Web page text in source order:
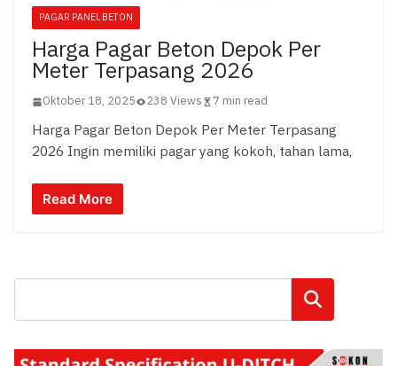
PAGAR PANEL BETON
Harga Pagar Beton Depok Per
Meter Terpasang 2026
Oktober 18, 2025 238 Views 7 min read
Harga Pagar Beton Depok Per Meter Terpasang
2026 Ingin memiliki pagar yang kokoh, tahan lama,
Read More
Cari